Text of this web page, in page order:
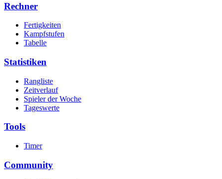
Rechner
Fertigkeiten
Kampfstufen
Tabelle
Statistiken
Rangliste
Zeitverlauf
Spieler der Woche
Tageswerte
Tools
Timer
Community